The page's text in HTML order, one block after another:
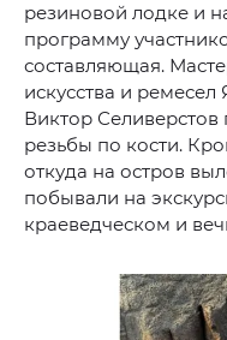
резиновой лодке и
программу
составляющая.
искусства и
Виктор Селиверстов
резьбы по кости.
откуда на остров
побывали на
краеведческом и